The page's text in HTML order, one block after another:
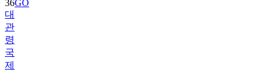
36GO
대
관
령
국
제